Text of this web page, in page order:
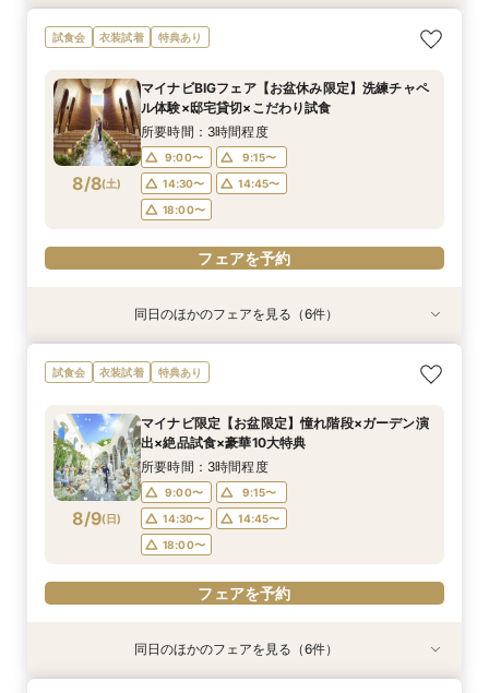
8/7(金)
【10名～におすすめ*少人数W】挙式×会食プラ
ン×おもてなし体験
10:00〜
11:00〜
12:00〜
14:00〜
15:00〜
電話予約のみ
8/7(金)
【大切な家族のペットと一緒に】限定特典付*
ペットW安心相談会
10:00〜
11:00〜
12:00〜
14:00〜
15:00〜
電話予約のみ
8/7(金)
＜初めての式場見学＞心躍る花嫁の第一歩♪ゆっ
たり相談＆見学会
10:00〜
11:00〜
12:00〜
14:00〜
15:00〜
電話予約のみ
8/7(金)
【遠方の方◎オンライン相談会】スマホで簡単！
豪華5大特典付き
10:00〜
11:00〜
12:00〜
14:00〜
15:00〜
電話予約のみ
試食会 衣装試着 特典あり
8/8(土)
マイナビBIGフェア【お盆休み限定】洗練チャペ
ル体験×邸宅貸切×こだわり試食
所要時間：3時間程度
9:00〜
9:15〜
14:30〜
14:45〜
18:00〜
フェアを予約
衣装試着 特典あり 動画あり
8/8(土 )
＜初めての式場見学＞心躍る花嫁の第一歩♪ゆっ
たり相談＆見学会
9:00〜
9:15〜
14:30〜
18:00〜
フェアを予約
衣装試着 特典あり
8/8(土 )
【10名～におすすめ*少人数W★】挙式×贅沢試
食×おもてなし体験
9:15〜
14:30〜
18:00〜
フェアを予約
衣装試着 特典あり
8/8(土 )
大好評♪ペット婚【支持率NO,1】ペットも安心
W*相談会
9:15〜
14:30〜
14:45〜
18:00〜
フェアを予約
8/8(土 )
【遠方の方◎オンライン相談会】スマホで簡単！
豪華5大特典付き
13:00〜 13:30〜
フェアを予約
衣装試着 特典あり
8/8(土 )
【料理重視の方◎】シェフ渾身コース試食＆おも
てなし料理特典
9:00〜
9:15〜
14:30〜
フェアを予約
衣装試着 特典あり
8/8(土 )
「即決ナシ」予算のリアル大公開！本番コーデ×
人気ドレス優待付
9:15〜
14:30〜
18:00〜
フェアを予約
同日のほかのフェアを見る（6件）
試食会 衣装試着 特典あり
8/9(日)
マイナビ限定【お盆限定】憧れ階段×ガーデン演
出×絶品試食×豪華10大特典
所要時間：3時間程度
9:00〜
9:15〜
14:30〜
14:45〜
18:00〜
フェアを予約
衣装試着 特典あり 動画あり
衣装試着 特典あり
衣装試着 特典あり
衣装試着 特典あり
衣装試着 特典あり
同日のほかのフェアを見る（6件）